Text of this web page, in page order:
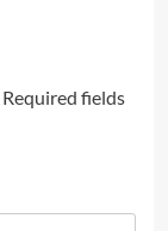
Required fields